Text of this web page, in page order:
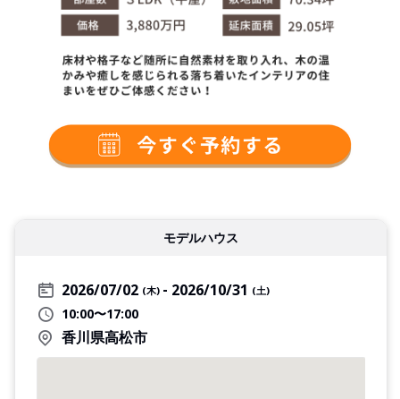
モデルハウス
2026/07/02 (木) 2026/10/31 (土)
10:00〜17:00
香川県高松市